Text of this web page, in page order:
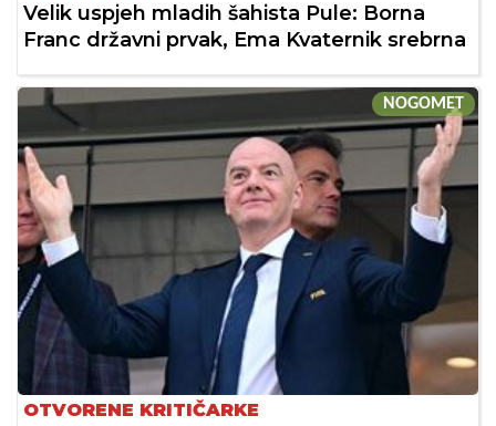
Velik uspjeh mladih šahista Pule: Borna
Franc državni prvak, Ema Kvaternik srebrna
NOGOMET
OTVORENE KRITIČARKE